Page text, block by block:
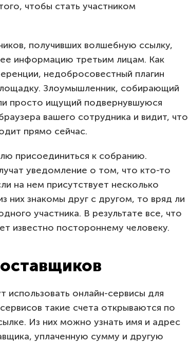
чтобы стать участником
получивших волшебную ссылку,
информацию третьим лицам. Как
недобросовестный плагин
Злоумышленник, собирающий
просто ищущий подвернувшуюся
вашего сотрудника и видит, что
прямо сейчас.
присоединиться к собранию.
уведомление о том, что кто-то
на нем присутствует несколько
них знакомы друг с другом, то вряд ли
участника. В результате все, что
известно постороннему человеку.
использовать онлайн-сервисы для
такие счета открываются по
Из них можно узнать имя и адрес
уплаченную сумму и другую